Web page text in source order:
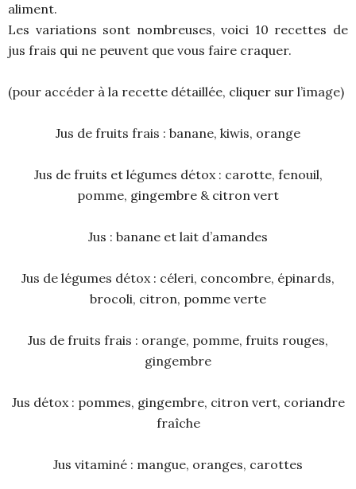
aliment.
Les variations sont nombreuses, voici 10 recettes de
jus frais qui ne peuvent que vous faire craquer.
(pour accéder à la recette détaillée, cliquer sur l’image)
Jus de fruits frais : banane, kiwis, orange
Jus de fruits et légumes détox : carotte, fenouil,
pomme, gingembre & citron vert
Jus : banane et lait d’amandes
Jus de légumes détox : céleri, concombre, épinards,
brocoli, citron, pomme verte
Jus de fruits frais : orange, pomme, fruits rouges,
gingembre
Jus détox : pommes, gingembre, citron vert, coriandre
fraîche
Jus vitaminé : mangue, oranges, carottes